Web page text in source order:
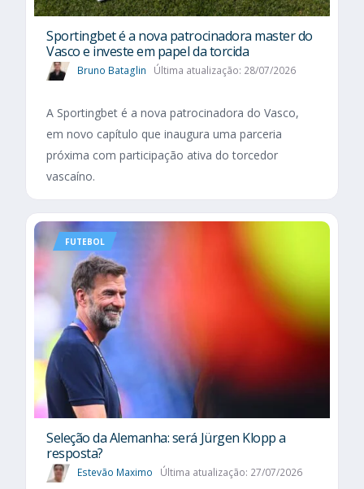
Sportingbet é a nova patrocinadora master do
Vasco e investe em papel da torcida
Bruno Bataglin Última atualização: 28/07/2026
A Sportingbet é a nova patrocinadora do Vasco,
em novo capítulo que inaugura uma parceria
próxima com participação ativa do torcedor
vascaíno.
FUTEBOL
Seleção da Alemanha: será Jürgen Klopp a
resposta?
Estevão Maximo Última atualização: 27/07/2026